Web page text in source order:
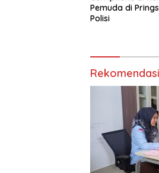
Pemuda di
Polisi